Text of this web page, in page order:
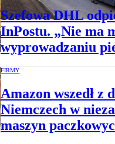
Szefowa DHL
InPostu. „Nie ma
wyprowadzaniu
FIRMY
Amazon wszedł z
Niemczech w
maszyn